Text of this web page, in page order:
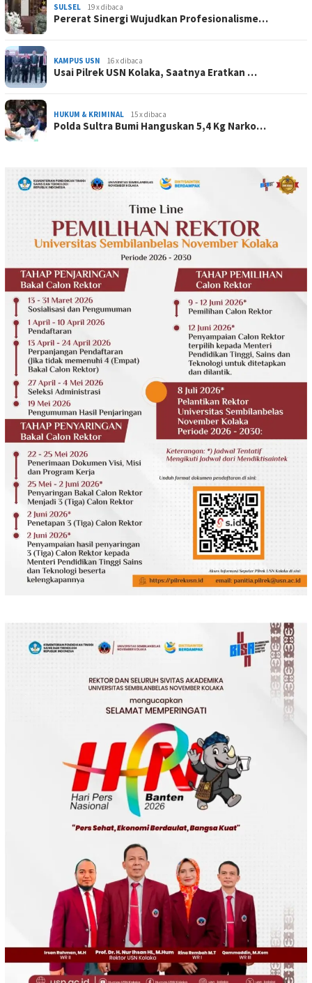
SULSEL 19 x dibaca
Pererat Sinergi Wujudkan Profesionalisme…
KAMPUS USN 16 x dibaca
Usai Pilrek USN Kolaka, Saatnya Eratkan …
HUKUM & KRIMINAL 15 x dibaca
Polda Sultra Bumi Hanguskan 5,4 Kg Narko…